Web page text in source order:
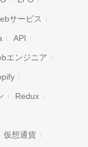
サービス
API
エンジニア
Redux
仮想通貨